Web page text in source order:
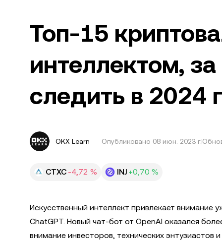
Топ-15
интеллектом,
следить в 2024
OKX Learn Опубликовано 08 июн. 2023 г.
CTXC -4,72 % INJ +0,70 %
Искусственный интеллект привлекает
ChatGPT. Новый чат-бот от OpenAI оказался
внимание инвесторов, технических энтузиастов